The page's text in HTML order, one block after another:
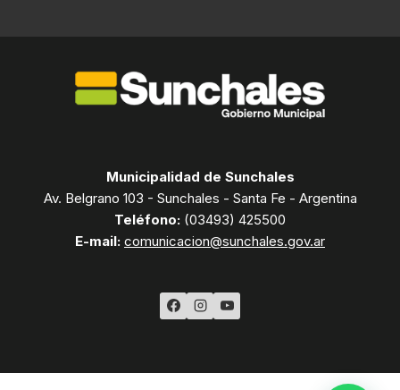
Municipalidad de Sunchales
Av. Belgrano 103 - Sunchales - Santa Fe - Argentina
Teléfono: (03493) 425500
E-mail: comunicacion@sunchales.gov.ar